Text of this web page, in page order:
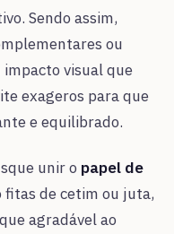
Sendo assim,
ou
visual que
exageros para que
e equilibrado.
unir o papel de
fitas de cetim ou juta,
agradável ao